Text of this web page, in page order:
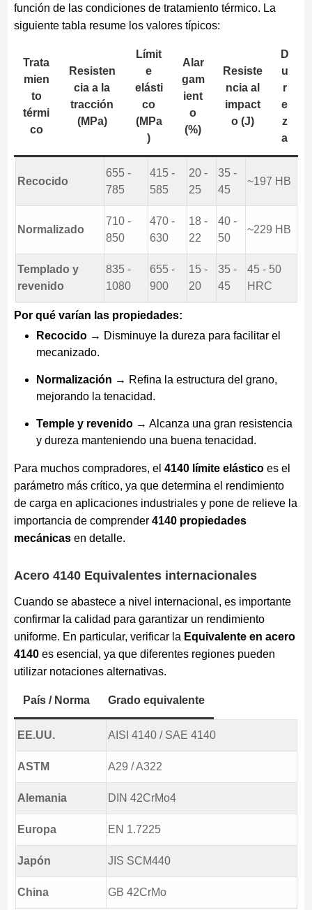
función de las condiciones de tratamiento térmico. La
siguiente tabla resume los valores típicos:
Trata
mien
to
térmi
co
Resisten
cia a la
tracción
(MPa)
Límit
e
elásti
co
(MPa
)
Alar
gam
ient
o
(%)
Resiste
ncia al
impact
o (J)
D
u
r
e
z
a
Recocido
655 -
785
415 -
585
20 -
25
35 -
45
~197 HB
Normalizado
710 -
850
470 -
630
18 -
22
40 -
50
~229 HB
Templado y
revenido
835 -
1080
655 -
900
15 -
20
35 -
45
45 - 50
HRC
Por qué varían las propiedades:
Recocido→ Disminuye la dureza para facilitar el
mecanizado.
Normalización → Refina la estructura del grano,
mejorando la tenacidad.
Temple y revenido→ Alcanza una gran resistencia
y dureza manteniendo una buena tenacidad.
Para muchos compradores, el 4140 límite elásticoes el
parámetro más crítico, ya que determina el rendimiento
de carga en aplicaciones industriales y pone de relieve la
importancia de comprender 4140 propiedades
mecánicasen detalle.
Acero 4140 Equivalentes internacionales
Cuando se abastece a nivel internacional, es importante
confirmar la calidad para garantizar un rendimiento
uniforme. En particular, verificar la Equivalente en acero
4140es esencial, ya que diferentes regiones pueden
utilizar notaciones alternativas.
País / Norma Grado equivalente
EE.UU. AISI 4140 / SAE 4140
ASTM A29 / A322
Alemania DIN 42CrMo4
Europa EN 1.7225
Japón JIS SCM440
China GB 42CrMo